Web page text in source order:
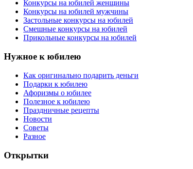
Конкурсы на юбилей женщины
Конкурсы на юбилей мужчины
Застольные конкурсы на юбилей
Смешные конкурсы на юбилей
Прикольные конкурсы на юбилей
Нужное к юбилею
Как оригинально подарить деньги
Подарки к юбилею
Афоризмы о юбилее
Полезное к юбилею
Праздничные рецепты
Новости
Советы
Разное
Открытки